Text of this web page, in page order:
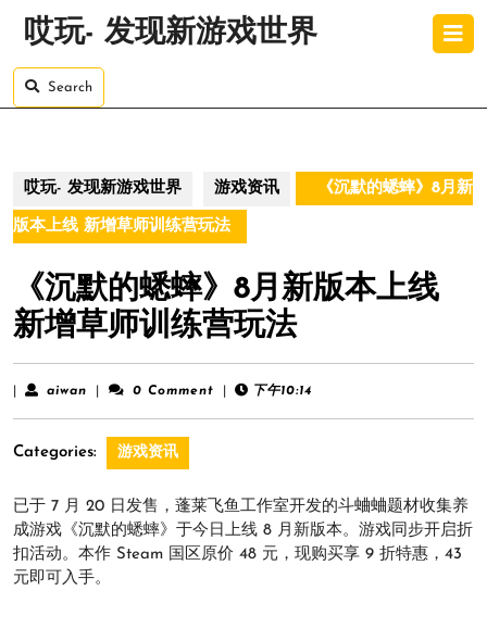
哎玩- 发现新游戏世界
Search
哎玩- 发现新游戏世界 游戏资讯 《沉默的蟋蟀》8月新
版本上线 新增草师训练营玩法
《沉默的蟋蟀》8月新版本上线
新增草师训练营玩法
aiwan aiwan 0 Comment 下午10:14
Categories: 游戏资讯
已于 7 月 20 日发售，蓬莱飞鱼工作室开发的斗蛐蛐题材收集养
成游戏《沉默的蟋蟀》于今日上线 8 月新版本。游戏同步开启折
扣活动。本作 Steam 国区原价 48 元，现购买享 9 折特惠，43
元即可入手。